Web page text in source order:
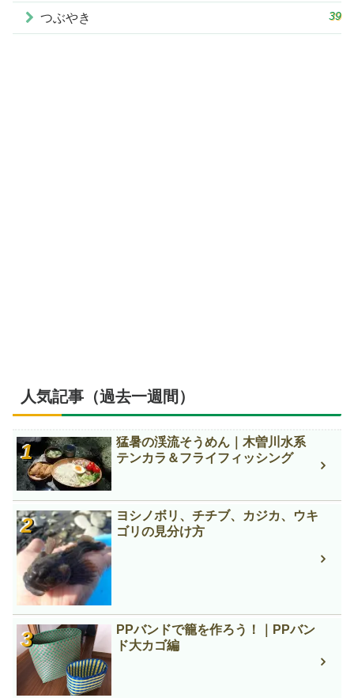
つぶやき 39
人気記事（過去一週間）
猛暑の渓流そうめん｜木曽川水系
テンカラ＆フライフィッシング
ヨシノボリ、チチブ、カジカ、ウキ
ゴリの見分け方
PPバンドで籠を作ろう！｜PPバン
ド大カゴ編